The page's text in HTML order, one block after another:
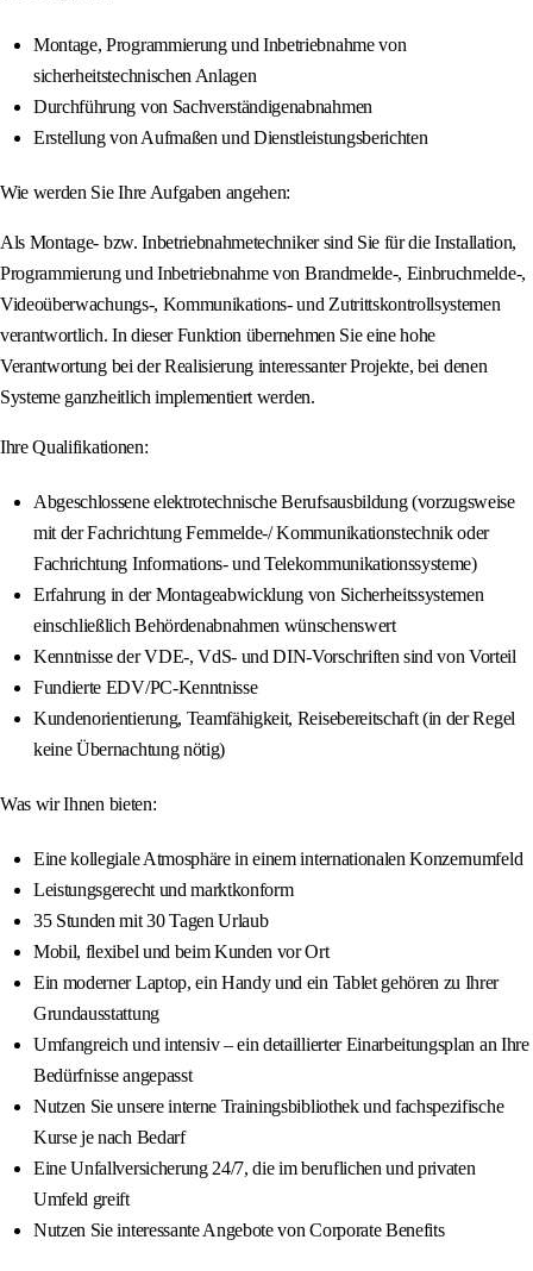
Montage, Programmierung und Inbetriebnahme von
sicherheitstechnischen Anlagen
Durchführung von Sachverständigenabnahmen
Erstellung von Aufmaßen und Dienstleistungsberichten
Wie werden Sie Ihre Aufgaben angehen:
Als Montage- bzw. Inbetriebnahmetechniker sind Sie für die Installation,
Programmierung und Inbetriebnahme von Brandmelde-, Einbruchmelde-,
Videoüberwachungs-, Kommunikations- und Zutrittskontrollsystemen
verantwortlich. In dieser Funktion übernehmen Sie eine hohe
Verantwortung bei der Realisierung interessanter Projekte, bei denen
Systeme ganzheitlich implementiert werden.
Ihre Qualifikationen:
Abgeschlossene elektrotechnische Berufsausbildung (vorzugsweise
mit der Fachrichtung Fernmelde-/ Kommunikationstechnik oder
Fachrichtung Informations- und Telekommunikationssysteme)
Erfahrung in der Montageabwicklung von Sicherheitssystemen
einschließlich Behördenabnahmen wünschenswert
Kenntnisse der VDE-, VdS- und DIN-Vorschriften sind von Vorteil
Fundierte EDV/PC-Kenntnisse
Kundenorientierung, Teamfähigkeit, Reisebereitschaft (in der Regel
keine Übernachtung nötig)
Was wir Ihnen bieten:
Eine kollegiale Atmosphäre in einem internationalen Konzernumfeld
Leistungsgerecht und marktkonform
35 Stunden mit 30 Tagen Urlaub
Mobil, flexibel und beim Kunden vor Ort
Ein moderner Laptop, ein Handy und ein Tablet gehören zu Ihrer
Grundausstattung
Umfangreich und intensiv – ein detaillierter Einarbeitungsplan an Ihre
Bedürfnisse angepasst
Nutzen Sie unsere interne Trainingsbibliothek und fachspezifische
Kurse je nach Bedarf
Eine Unfallversicherung 24/7, die im beruflichen und privaten
Umfeld greift
Nutzen Sie interessante Angebote von Corporate Benefits